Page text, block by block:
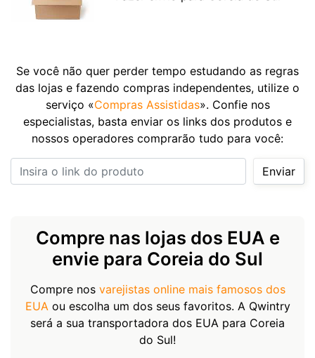
Se você não quer perder tempo estudando as regras
das lojas e fazendo compras independentes, utilize o
serviço «Compras Assistidas». Confie nos
especialistas, basta enviar os links dos produtos e
nossos operadores comprarão tudo para você:
Insira o link do produto
Enviar
Compre nas lojas dos EUA e
envie para Coreia do Sul
Compre nos varejistas online mais famosos dos
EUAou escolha um dos seus favoritos. A Qwintry
será a sua transportadora dos EUA para Coreia
do Sul!